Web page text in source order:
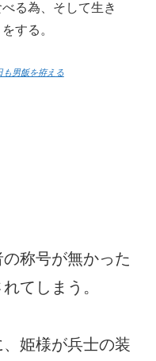
る為、そして生き
する。
も男飯を拵える
称号が無かった
てしまう。
姫様が兵士の装